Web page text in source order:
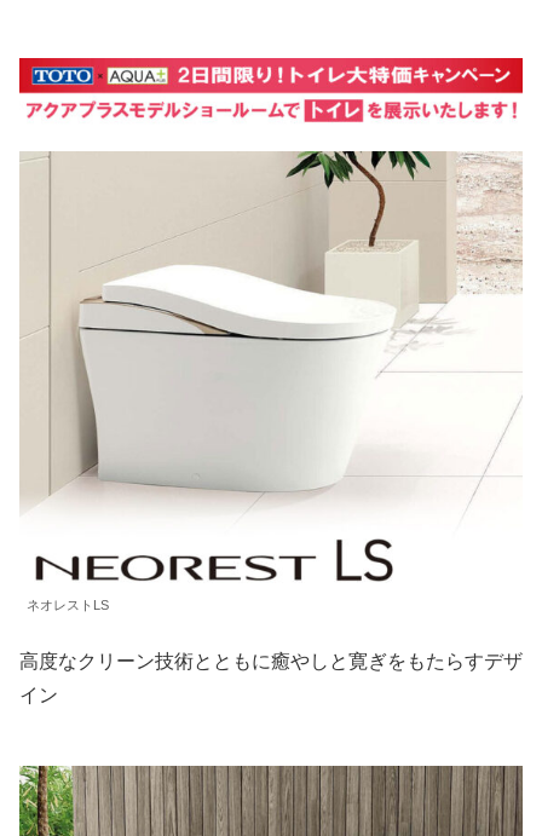
ネオレストLS
高度なクリーン技術とともに癒やしと寛ぎをもたらすデザ
イン